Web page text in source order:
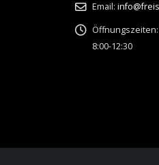
Email:
Öffnungszeiten:
8:00-12:30